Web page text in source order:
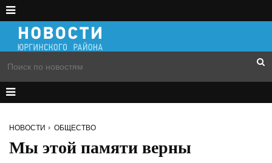
НОВОСТИ ОБЩЕСТВО
Мы этой памяти верны